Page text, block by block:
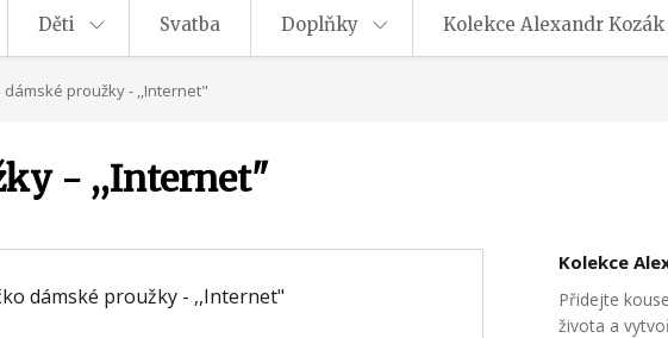
Děti Svatba Doplňky Kolekce Alexandr Kozák
dámské proužky - ,,Internet"
- ,,Internet"
Kolekce
Přidejte
života a